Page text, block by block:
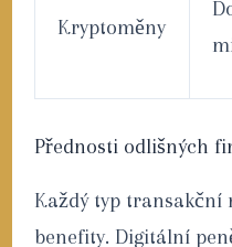
Kryptoměny
Přednosti odlišných
Každý typ transakční
benefity. Digitální